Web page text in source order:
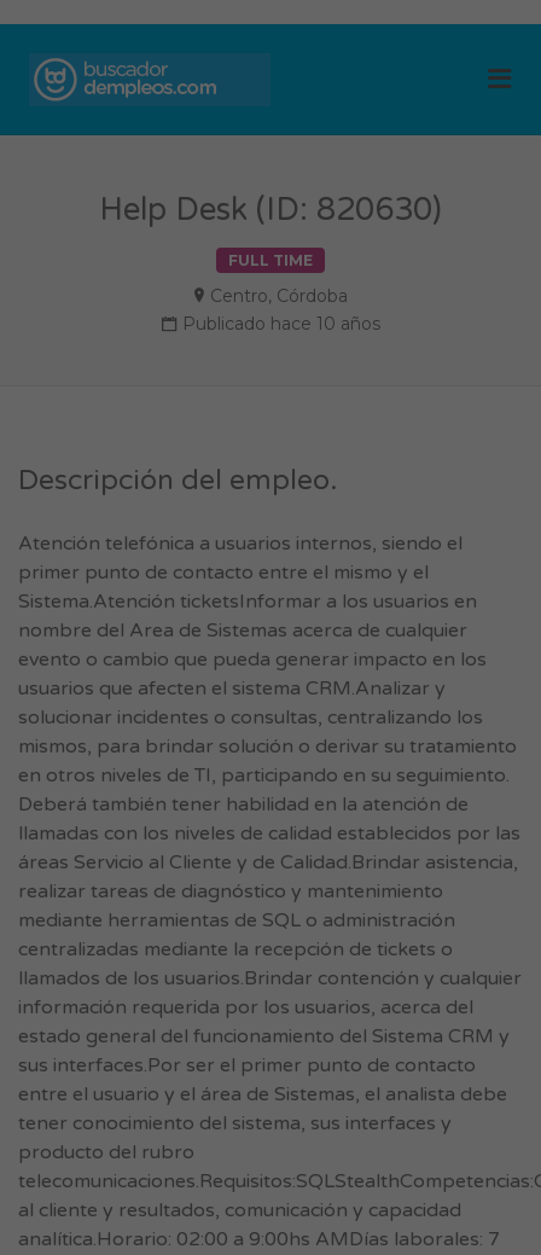
Help Desk (ID: 820630)
FULL TIME
Centro, Córdoba
Publicado hace 10 años
Descripción del empleo.
Atención telefónica a usuarios internos, siendo el
primer punto de contacto entre el mismo y el
Sistema.Atención ticketsInformar a los usuarios en
nombre del Area de Sistemas acerca de cualquier
evento o cambio que pueda generar impacto en los
usuarios que afecten el sistema CRM.Analizar y
solucionar incidentes o consultas, centralizando los
mismos, para brindar solución o derivar su tratamiento
en otros niveles de TI, participando en su seguimiento.
Deberá también tener habilidad en la atención de
llamadas con los niveles de calidad establecidos por las
áreas Servicio al Cliente y de Calidad.Brindar asistencia,
realizar tareas de diagnóstico y mantenimiento
mediante herramientas de SQL o administración
centralizadas mediante la recepción de tickets o
llamados de los usuarios.Brindar contención y cualquier
información requerida por los usuarios, acerca del
estado general del funcionamiento del Sistema CRM y
sus interfaces.Por ser el primer punto de contacto
entre el usuario y el área de Sistemas, el analista debe
tener conocimiento del sistema, sus interfaces y
producto del rubro
al cliente y resultados, comunicación y capacidad
analítica.Horario: 02:00 a 9:00hs AMDías laborales: 7